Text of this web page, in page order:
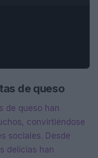
de queso
de queso han
convirtiéndose
sociales. Desde
delicias han